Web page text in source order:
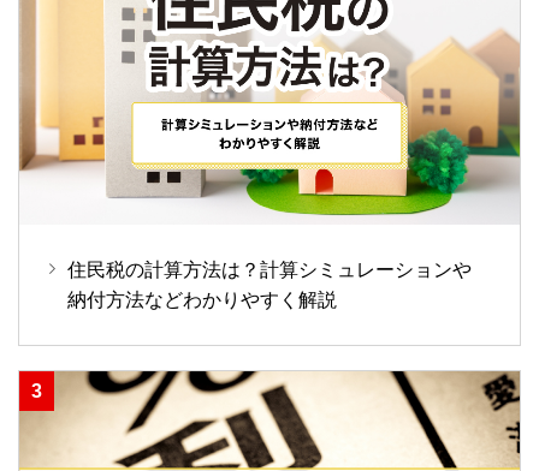
住民税の計算方法は？計算シミュレーションや
納付方法などわかりやすく解説